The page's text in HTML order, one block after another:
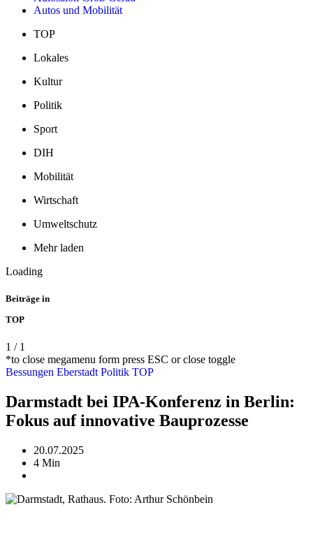
Autos und Mobilität
TOP
Lokales
Kultur
Politik
Sport
DIH
Mobilität
Wirtschaft
Umweltschutz
Mehr laden
Loading
Beiträge in
TOP
1 / 1
*to close megamenu form press ESC or close toggle
Bessungen Eberstadt Politik TOP
Darmstadt bei IPA-Konferenz in Berlin:
Fokus auf innovative Bauprozesse
20.07.2025
4 Min